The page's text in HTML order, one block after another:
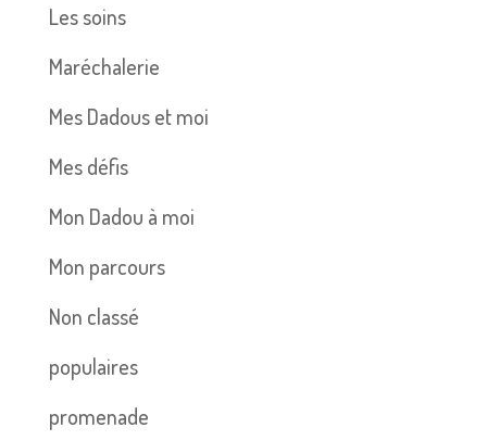
Les soins
Maréchalerie
Mes Dadous et moi
Mes défis
Mon Dadou à moi
Mon parcours
Non classé
populaires
promenade